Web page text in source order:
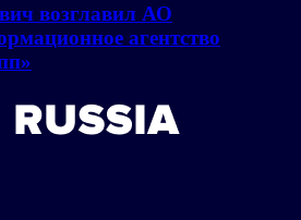
возглавил АО
агентство